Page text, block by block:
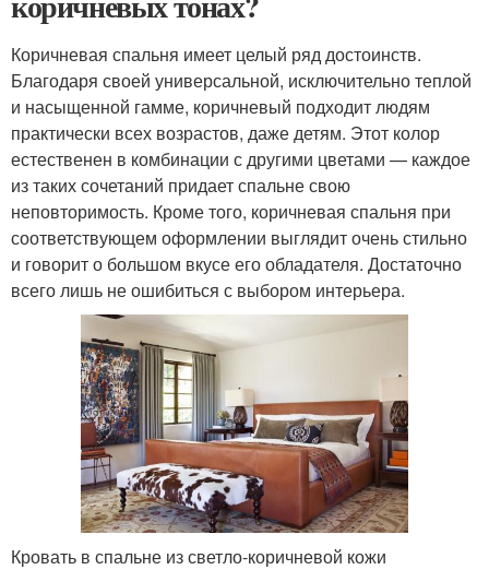
Коричневая спальня имеет целый ряд достоинств.
Благодаря своей универсальной, исключительно теплой
и насыщенной гамме, коричневый подходит людям
практически всех возрастов, даже детям. Этот колор
естественен в комбинации с другими цветами — каждое
из таких сочетаний придает спальне свою
неповторимость. Кроме того, коричневая спальня при
соответствующем оформлении выглядит очень стильно
и говорит о большом вкусе его обладателя. Достаточно
всего лишь не ошибиться с выбором интерьера.
Кровать в спальне из светло-коричневой кожи